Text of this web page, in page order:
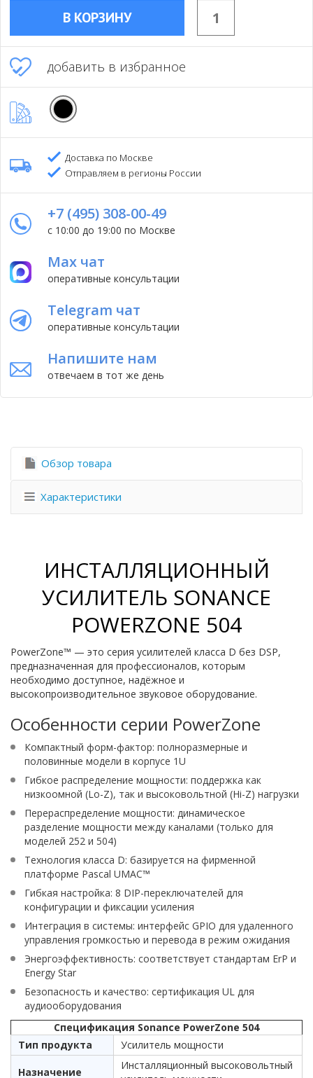
В КОРЗИНУ
добавить в избранное
Доставка по Москве
Отправляем в регионы России
+7 (495) 308-00-49
с 10:00 до 19:00 по Москве
Max чат
оперативные консультации
Telegram чат
оперативные консультации
Напишите нам
отвечаем в тот же день
Обзор товара
Характеристики
ИНСТАЛЛЯЦИОННЫЙ
УСИЛИТЕЛЬ SONANCE
POWERZONE 504
PowerZone™ — это серия усилителей класса D без DSP,
предназначенная для профессионалов, которым
необходимо доступное, надёжное и
высокопроизводительное звуковое оборудование.
Особенности серии PowerZone
Компактный форм-фактор: полноразмерные и
половинные модели в корпусе 1U
Гибкое распределение мощности: поддержка как
низкоомной (Lo-Z), так и высоковольтной (Hi-Z) нагрузки
Перераспределение мощности: динамическое
разделение мощности между каналами (только для
моделей 252 и 504)
Технология класса D: базируется на фирменной
платформе Pascal UMAC™
Гибкая настройка: 8 DIP-переключателей для
конфигурации и фиксации усиления
Интеграция в системы: интерфейс GPIO для удаленного
управления громкостью и перевода в режим ожидания
Энергоэффективность: соответствует стандартам ErP и
Energy Star
Безопасность и качество: сертификация UL для
аудиооборудования
Спецификация Sonance PowerZone 504
Тип продукта
Усилитель мощности
Назначение
Инсталляционный высоковольтный